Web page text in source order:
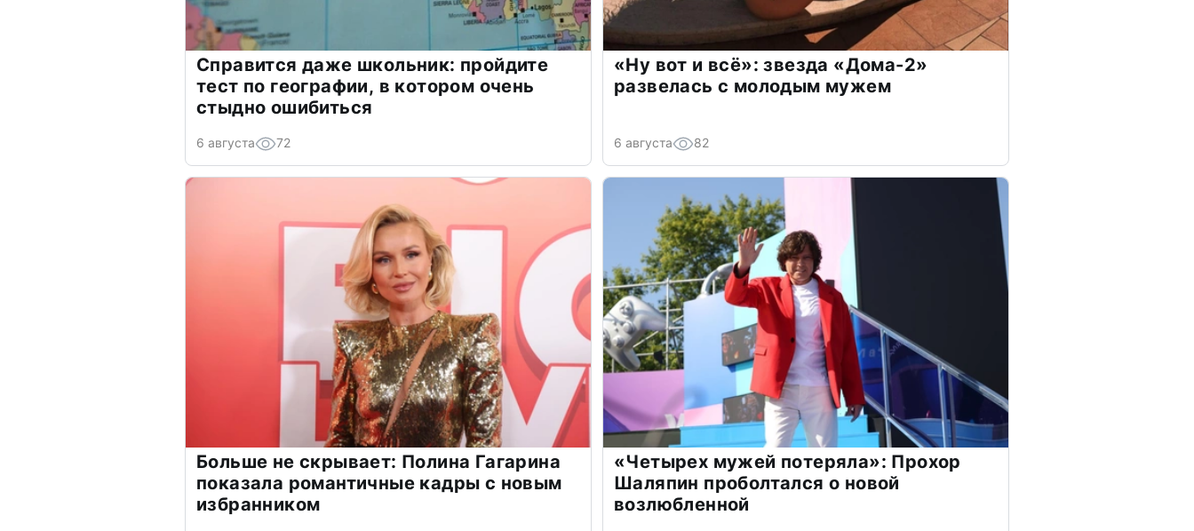
Справится даже школьник: пройдите
тест по географии, в котором очень
стыдно ошибиться
6 августа 72
«Ну вот и всё»: звезда «Дома-2»
развелась с молодым мужем
6 августа 82
Больше не скрывает: Полина Гагарина
показала романтичные кадры с новым
избранником
«Четырех мужей потеряла»: Прохор
Шаляпин проболтался о новой
возлюбленной